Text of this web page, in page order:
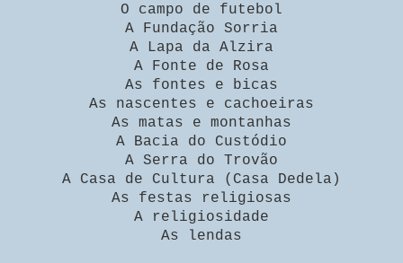
O campo de futebol
A Fundação Sorria
A Lapa da Alzira
A Fonte de Rosa
As fontes e bicas
As nascentes e cachoeiras
As matas e montanhas
A Bacia do Custódio
A Serra do Trovão
A Casa de Cultura (Casa Dedela)
As festas religiosas
A religiosidade
As lendas